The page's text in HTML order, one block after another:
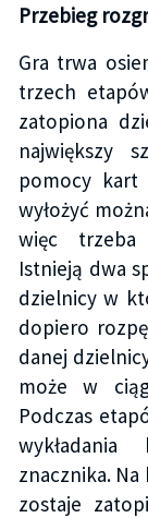
Przebieg
Gra trwa
trzech
zatopiona
największy
pomocy
wyłożyć
więc trzeba
Istnieją dwa
dzielnicy w
dopiero
danej
może w
Podczas
znacznika.
zostaje